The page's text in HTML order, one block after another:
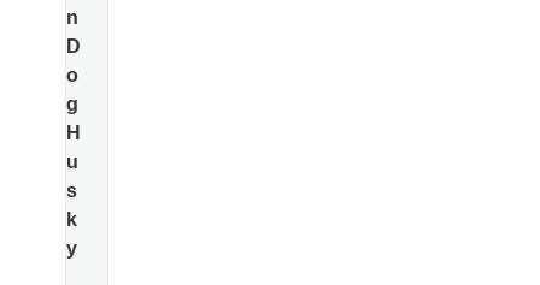
n
D
o
g
H
u
s
k
y